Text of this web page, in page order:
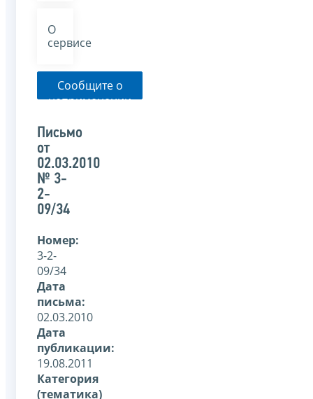
О
сервисе
Сообщите о
неприменении
органом
письма
Письмо
от
02.03.2010
№ 3-
2-
09/34
Номер:
3-2-
09/34
Дата
письма:
02.03.2010
Дата
публикации:
19.08.2011
Категория
(тематика)